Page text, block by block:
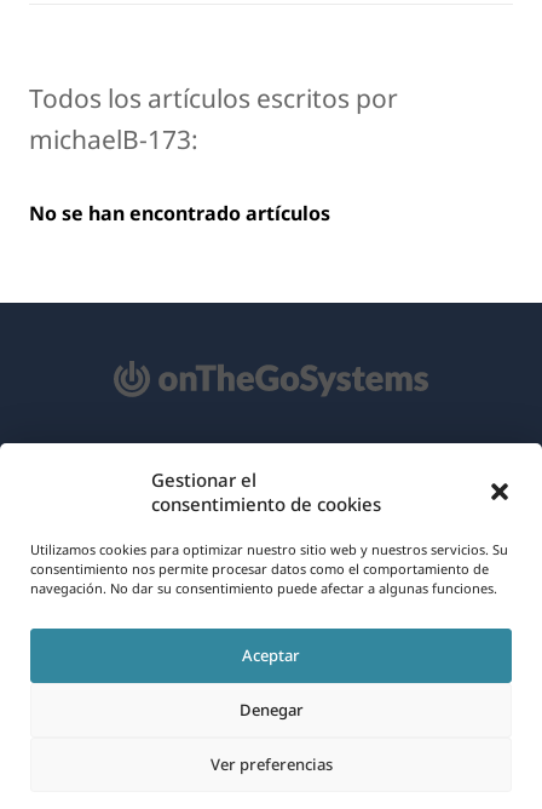
Gestionar el
consentimiento de cookies
Utilizamos cookies para optimizar nuestro sitio web y nuestros servicios. Su
consentimiento nos permite procesar datos como el comportamiento de
navegación. No dar su consentimiento puede afectar a algunas funciones.
Aceptar
Denegar
Ver preferencias
Todos los artículos escritos por
michaelB-173:
No se han encontrado artículos
Español
RGPD y Política de Privacidad
Únete a nuestro equipo(se
abre
nueva
(se
abre
en
una
nueva
(se
abre
en
una
nueva
(se
abre
una